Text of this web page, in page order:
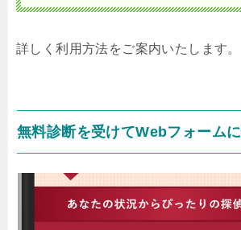
詳しく利用方法をご案内いたします。
無料診断を受けてWebフォーム